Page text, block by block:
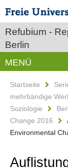
Refubium -
Berlin
MENÜ
Startseite
mehrbändige
Soziologie
Change 2016
Environmental